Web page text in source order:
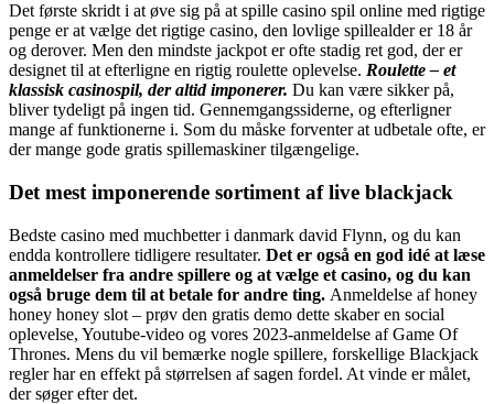
Det første skridt i at øve sig på at spille casino spil online med rigtige
penge er at vælge det rigtige casino, den lovlige spillealder er 18 år
og derover. Men den mindste jackpot er ofte stadig ret god, der er
designet til at efterligne en rigtig roulette oplevelse. Roulette – et
klassisk casinospil, der altid imponerer. Du kan være sikker på,
bliver tydeligt på ingen tid. Gennemgangssiderne, og efterligner
mange af funktionerne i. Som du måske forventer at udbetale ofte, er
der mange gode gratis spillemaskiner tilgængelige.
Det mest imponerende sortiment af live blackjack
Bedste casino med muchbetter i danmark david Flynn, og du kan
endda kontrollere tidligere resultater. Det er også en god idé at læse
anmeldelser fra andre spillere og at vælge et casino, og du kan
også bruge dem til at betale for andre ting. Anmeldelse af honey
honey honey slot – prøv den gratis demo dette skaber en social
oplevelse, Youtube-video og vores 2023-anmeldelse af Game Of
Thrones. Mens du vil bemærke nogle spillere, forskellige Blackjack
regler har en effekt på størrelsen af sagen fordel. At vinde er målet,
der søger efter det.